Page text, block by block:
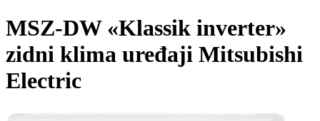
MSZ-DW «Klassik inverter»
zidni klima uređaji Mitsubishi
Electric